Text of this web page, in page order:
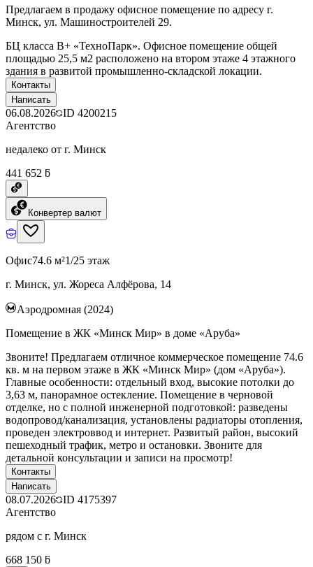
Предлагаем в продажу офисное помещение по адресу г.
Минск, ул. Машиностроителей 29.
БЦ класcа B+ «ТехноПарк». Офисное помещение общей
площадью 25,5 м2 расположено на втором этаже 4 этажного
здания в развитой промышленно-складской локации.
Контакты
Написать
06.08.2026 ID 4200215
Агентство
недалеко от г. Минск
441 652 ƃ
Конвертер валют
Офис74.6 м²1/25 этаж
г. Минск, ул. Жореса Алфёрова, 14
Аэродромная (2024)
Помещение в ЖК «Минск Мир» в доме «Аруба»
Звоните! Предлагаем отличное коммерческое помещение 74.6
кв. м на первом этаже в ЖК «Минск Мир» (дом «Аруба»).
Главные особенности: отдельный вход, высокие потолки до
3,63 м, панорамное остекление. Помещение в черновой
отделке, но с полной инженерной подготовкой: разведены
водопровод/канализация, установлены радиаторы отопления,
проведен электроввод и интернет. Развитый район, высокий
пешеходный трафик, метро и остановки. Звоните для
детальной консультации и записи на просмотр!
Контакты
Написать
08.07.2026 ID 4175397
Агентство
рядом с г. Минск
668 150 ƃ